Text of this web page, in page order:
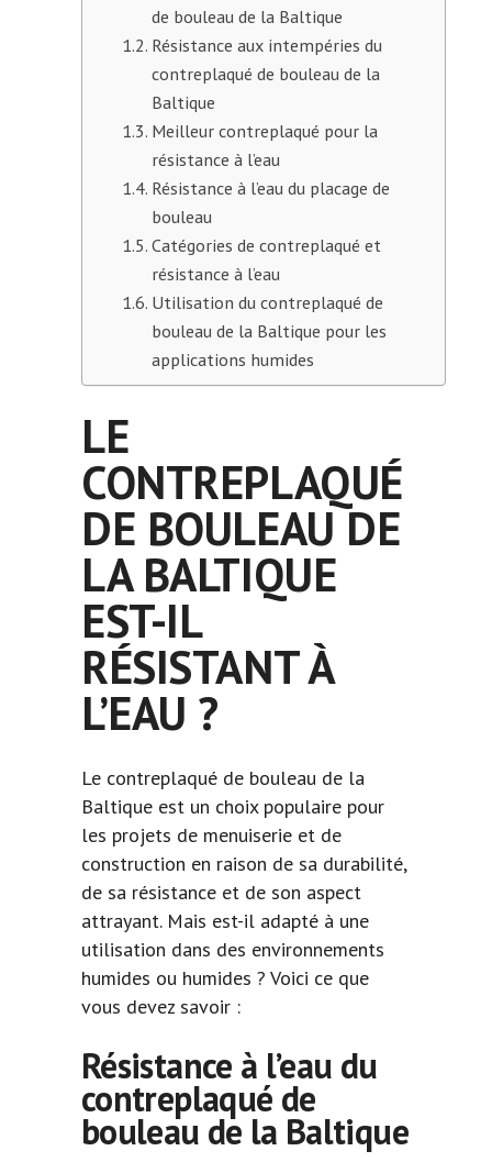
de bouleau de la Baltique
Résistance aux intempéries du
contreplaqué de bouleau de la
Baltique
Meilleur contreplaqué pour la
résistance à l’eau
Résistance à l’eau du placage de
bouleau
Catégories de contreplaqué et
résistance à l’eau
Utilisation du contreplaqué de
bouleau de la Baltique pour les
applications humides
LE
CONTREPLAQUÉ
DE BOULEAU DE
LA BALTIQUE
EST-IL
RÉSISTANT À
L’EAU ?
Le contreplaqué de bouleau de la
Baltique est un choix populaire pour
les projets de menuiserie et de
construction en raison de sa durabilité,
de sa résistance et de son aspect
attrayant. Mais est-il adapté à une
utilisation dans des environnements
humides ou humides ? Voici ce que
vous devez savoir :
Résistance à l’eau du
contreplaqué de
bouleau de la Baltique